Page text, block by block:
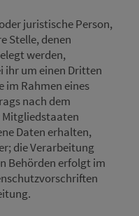
juristische Person,
Stelle, denen
werden,
ihr um einen Dritten
im Rahmen eines
nach dem
Mitgliedstaaten
Daten erhalten,
die Verarbeitung
Behörden erfolgt im